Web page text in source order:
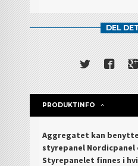
DEL
PRODUKTINFO
Aggregatet kan
styrepanel Nordicpanel
Styrepanelet finnes i